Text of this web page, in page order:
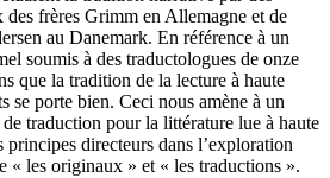
des frères Grimm en Allemagne et de
au Danemark. En référence à un
soumis à des traductologues de onze
que la tradition de la lecture à haute
se porte bien. Ceci nous amène à un
traduction pour la littérature lue à haute
principes directeurs dans l’exploration
« les originaux » et « les traductions ».